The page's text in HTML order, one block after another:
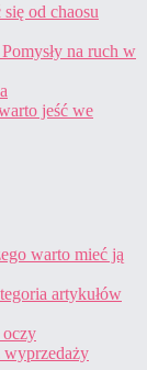
od chaosu
na ruch w
jeść we
warto mieć ją
artykułów
oczy